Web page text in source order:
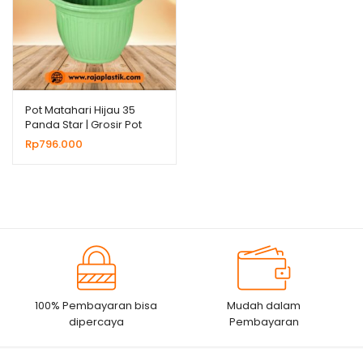
Pot Matahari Hijau 35
Panda Star | Grosir Pot
Plastik Untuk Bunga
Tanaman Hias
Rp796.000
100% Pembayaran bisa
dipercaya
Mudah dalam
Pembayaran